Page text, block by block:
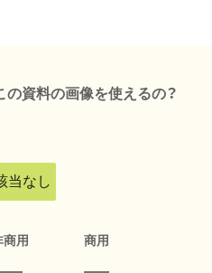
の資料の画像を使えるの？
当なし
商用 商用